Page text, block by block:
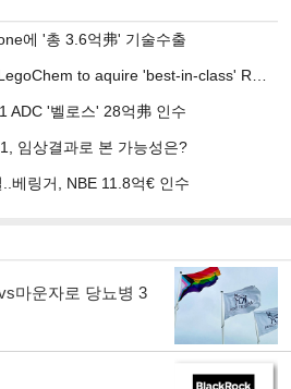
사
유
기
에 '총 3.6억弗' 기술수출
to aquire 'best-in-class' ROR1 ADC
ADC '벨로스' 28억弗 인수
임상결과로 본 가능성은?
베링거, NBE 11.8억€ 인수
마운자로 당뇨병 3